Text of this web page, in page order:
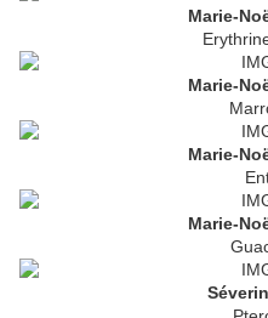
Marie-
Marie-
Marie-
Marie-